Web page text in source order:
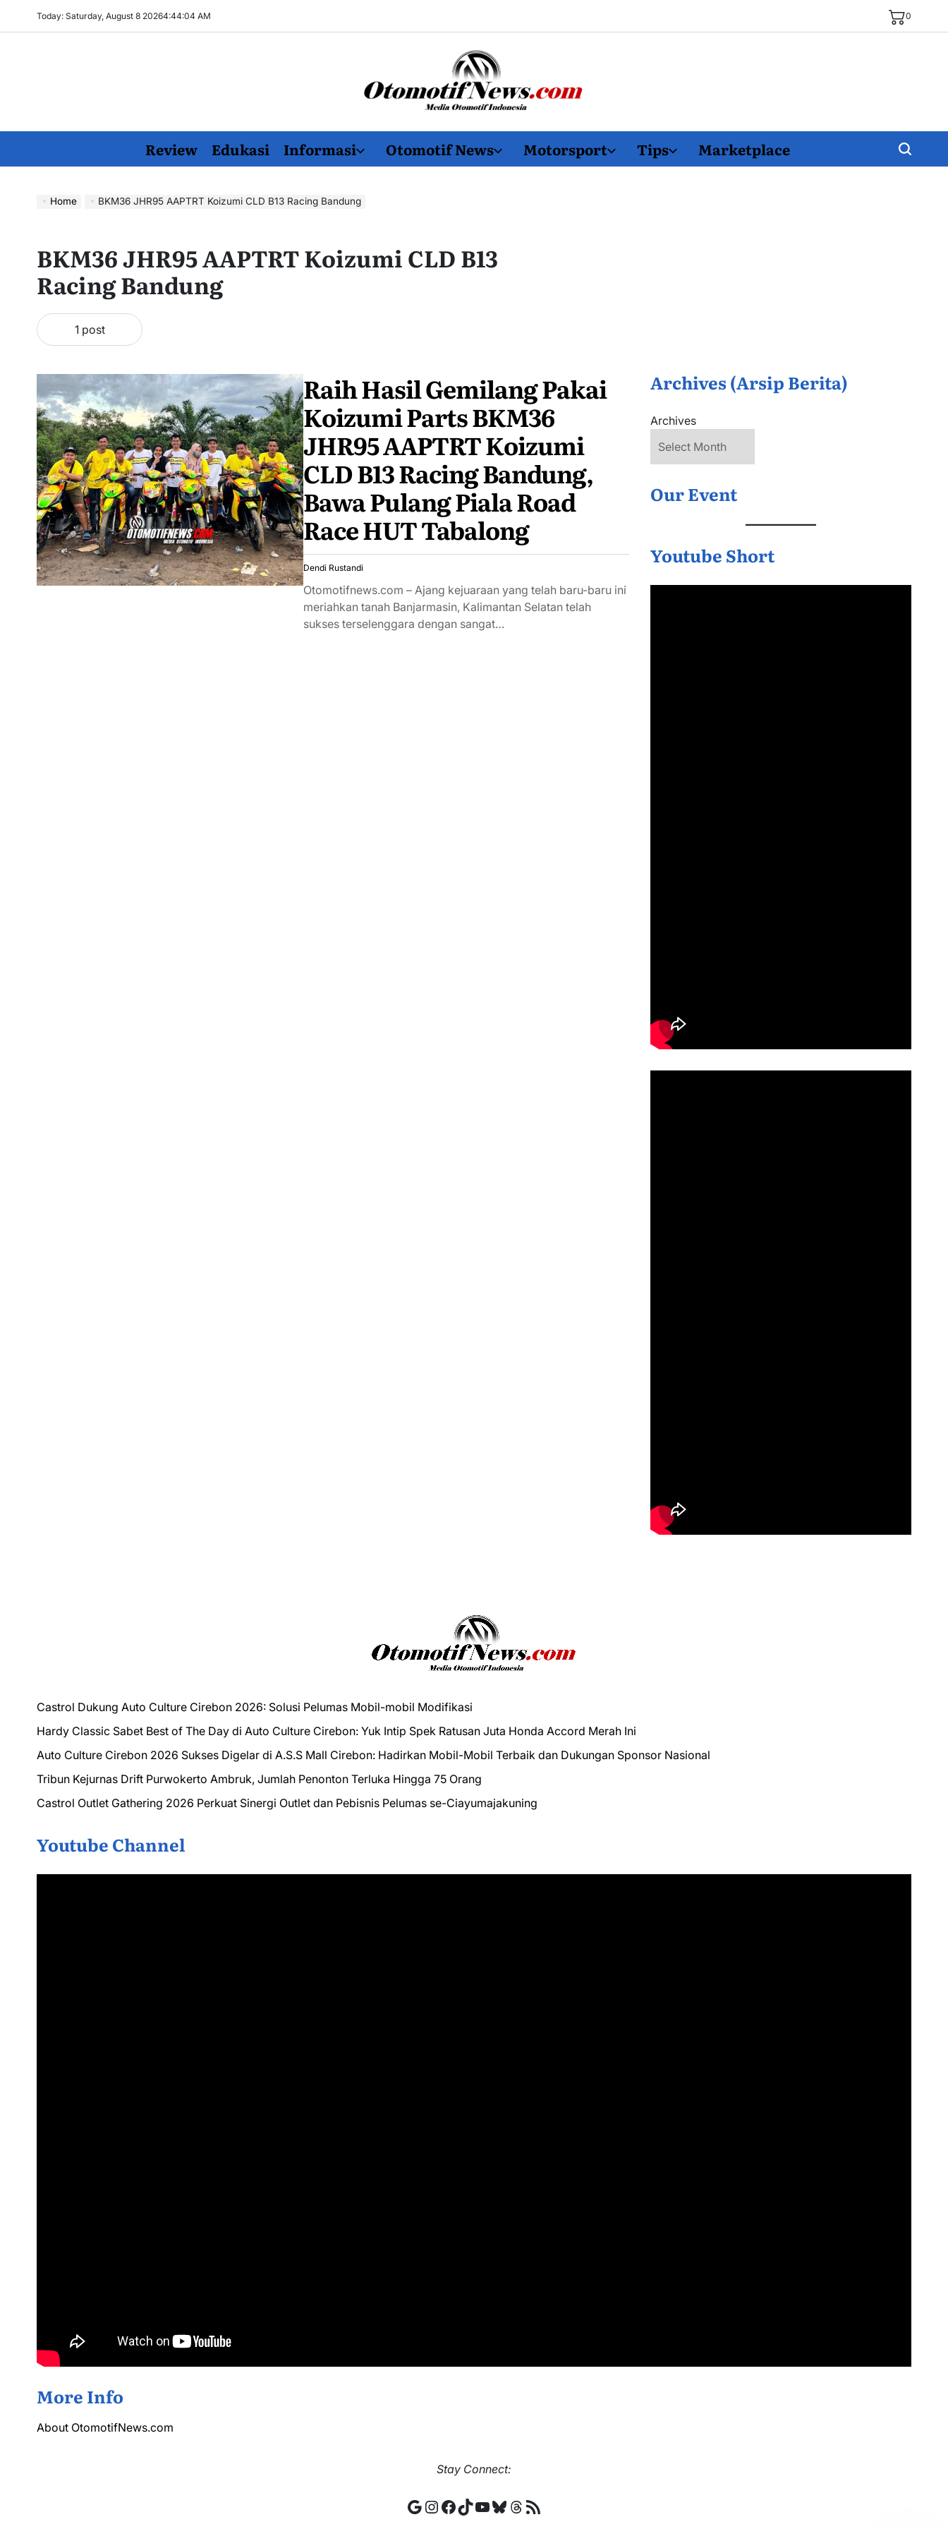
Today: Saturday, August 8 20264:44:05 AM 0
OtomotifNews.com
Review Edukasi Informasi Otomotif News Motorsport Tips Marketplace
Home BKM36 JHR95 AAPTRT Koizumi CLD B13 Racing Bandung
BKM36 JHR95 AAPTRT Koizumi CLD B13
Racing Bandung
1 post
Raih Hasil Gemilang Pakai
Koizumi Parts BKM36
JHR95 AAPTRT Koizumi
CLD B13 Racing Bandung,
Bawa Pulang Piala Road
Race HUT Tabalong
Dendi Rustandi
Otomotifnews.com – Ajang kejuaraan yang telah baru-baru ini
meriahkan tanah Banjarmasin, Kalimantan Selatan telah
sukses terselenggara dengan sangat…
Archives (Arsip Berita)
Archives
Our Event
Youtube Short
Castrol Dukung Auto Culture Cirebon 2026: Solusi Pelumas Mobil-mobil Modifikasi
Hardy Classic Sabet Best of The Day di Auto Culture Cirebon: Yuk Intip Spek Ratusan Juta Honda Accord Merah Ini
Auto Culture Cirebon 2026 Sukses Digelar di A.S.S Mall Cirebon: Hadirkan Mobil-Mobil Terbaik dan Dukungan Sponsor Nasional
Tribun Kejurnas Drift Purwokerto Ambruk, Jumlah Penonton Terluka Hingga 75 Orang
Castrol Outlet Gathering 2026 Perkuat Sinergi Outlet dan Pebisnis Pelumas se-Ciayumajakuning
Youtube Channel
More Info
About OtomotifNews.com
Stay Connect:
Google
Instagram
Facebook
TikTok
YouTube
Bluesky
Threads
RSS Feed